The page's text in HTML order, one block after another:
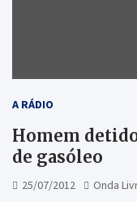
A RÁDIO
Homem
de gasóleo
25/07/2012 Onda